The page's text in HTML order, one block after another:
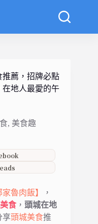
推薦，招牌必點
地人最愛的午
, 美食趣
家魯肉飯】
，
食， 頭城在地
享頭城美食推